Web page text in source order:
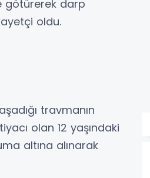
götürerek darp
oldu.
travmanın
olan 12 yaşındaki
altına alınarak